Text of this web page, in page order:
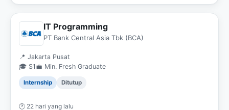
IT Programming
PT Bank Central Asia Tbk (BCA)
📍 Jakarta Pusat
🎓 S1 💼 Min. Fresh Graduate
Internship Ditutup
🕐 22 hari yang lalu